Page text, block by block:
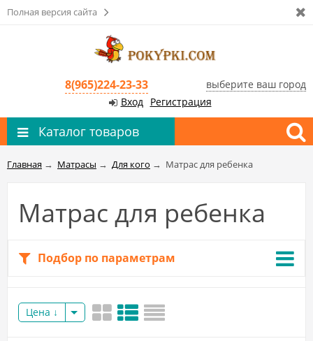
Полная версия сайта
8(965)224-23-33
выберите ваш город
Вход
Регистрация
Каталог товаров
Главная → Матрасы → Для кого → Матрас для ребенка
Матрас для ребенка
Подбор по параметрам
Цена